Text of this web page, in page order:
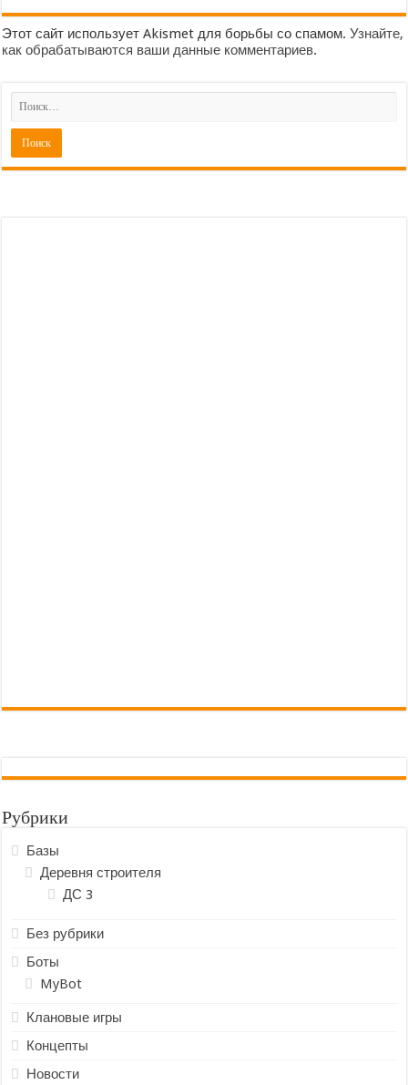
Этот сайт использует Akismet для борьбы со спамом.Узнайте,
как обрабатываются ваши данные комментариев.
Рубрики
Базы
Деревня строителя
ДС 3
Без рубрики
Боты
MyBot
Клановые игры
Концепты
Новости